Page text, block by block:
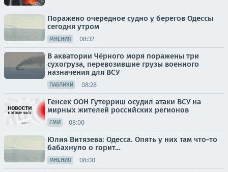
Поражено очередное судно у берегов Одессы
сегодня утром
МНЕНИЯ 08:32
В акватории Чёрного моря поражены три
сухогруза, перевозившие грузы военного
назначения для ВСУ
ПАБЛИКИ 08:28
Генсек ООН Гутерриш осудил атаки ВСУ на
мирных жителей российских регионов
СМИ 08:00
Юлия Витязева: Одесса. Опять у них там что-то
бабахнуло о горит…
МНЕНИЯ 08:00